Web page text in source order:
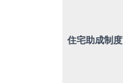
住宅助成制度